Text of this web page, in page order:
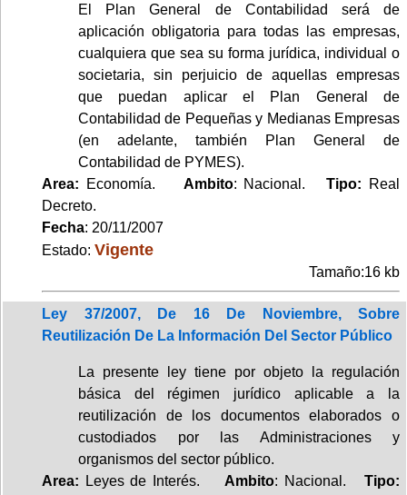
El Plan General de Contabilidad será de
aplicación obligatoria para todas las empresas,
cualquiera que sea su forma jurídica, individual o
societaria, sin perjuicio de aquellas empresas
que puedan aplicar el Plan General de
Contabilidad de Pequeñas y Medianas Empresas
(en adelante, también Plan General de
Contabilidad de PYMES).
Area: Economía. Ambito: Nacional.Tipo:
Real
Decreto.
Fecha: 20/11/2007
Estado: Vigente
Tamaño:16 kb
Ley 37/2007, De 16 De Noviembre, Sobre
Reutilización De La Información Del Sector Público
La presente ley tiene por objeto la regulación
básica del régimen jurídico aplicable a la
reutilización de los documentos elaborados o
custodiados por las Administraciones y
organismos del sector público.
Area: Leyes de Interés. Ambito: Nacional.Tipo: